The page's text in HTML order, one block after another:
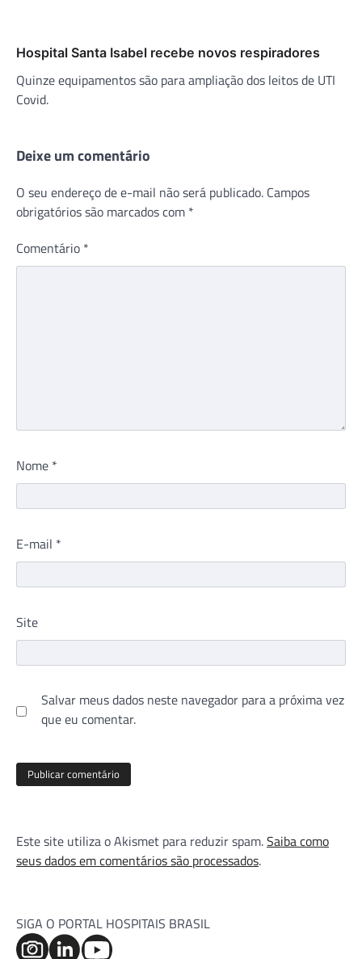
Hospital Santa Isabel recebe novos respiradores
Quinze equipamentos são para ampliação dos leitos de UTI
Covid.
Deixe um comentário
O seu endereço de e-mail não será publicado. Campos
obrigatórios são marcados com *
Comentário *
Nome *
E-mail *
Site
Salvar meus dados neste navegador para a próxima vez
que eu comentar.
Este site utiliza o Akismet para reduzir spam.Saiba como
seus dados em comentários são processados.
SIGA O PORTAL HOSPITAIS BRASIL